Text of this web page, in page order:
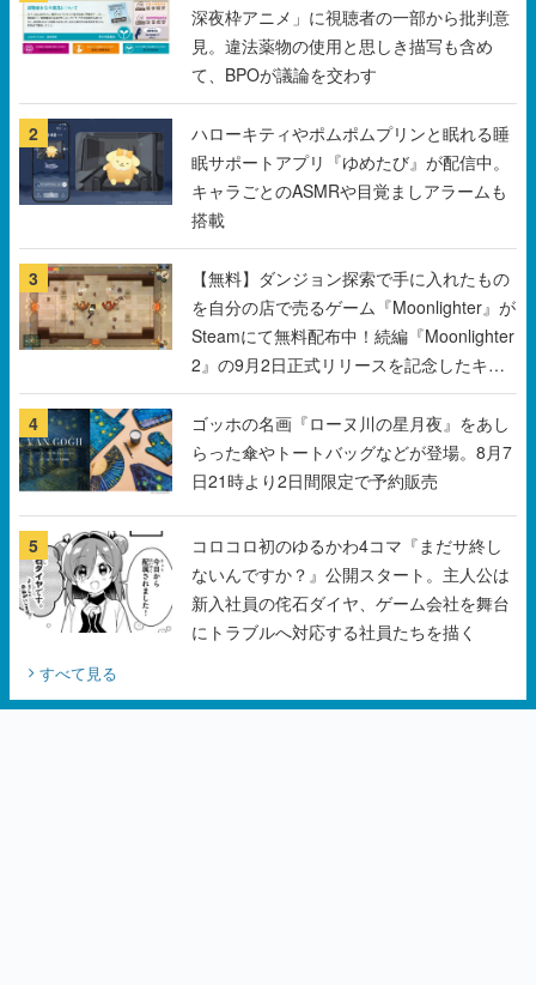
2
ハローキティやポムポムプリンと眠れる睡
眠サポートアプリ『ゆめたび』が配信中。
キャラごとのASMRや目覚ましアラームも
搭載
3
【無料】ダンジョン探索で手に入れたもの
を自分の店で売るゲーム『Moonlighter』が
Steamにて無料配布中！続編『Moonlighter
2』の9月2日正式リリースを記念したキャ
ンペーン
4
ゴッホの名画『ローヌ川の星月夜』をあし
らった傘やトートバッグなどが登場。8月7
日21時より2日間限定で予約販売
5
コロコロ初のゆるかわ4コマ『まだサ終し
ないんですか？』公開スタート。主人公は
新入社員の侘石ダイヤ、ゲーム会社を舞台
にトラブルへ対応する社員たちを描く
すべて見る